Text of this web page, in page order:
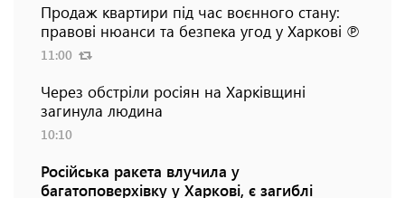
Продаж квартири під час воєнного стану:
правові нюанси та безпека угод у Харкові ℗
11:00
Через обстріли росіян на Харківщині
загинула людина
10:10
Російська ракета влучила у
багатоповерхівку у Харкові, є загиблі